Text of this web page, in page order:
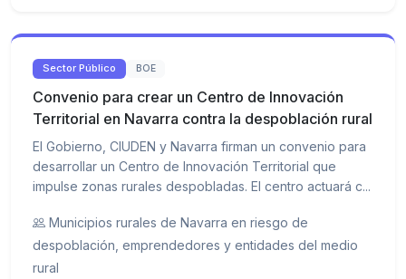
Sector Público BOE
Convenio para crear un Centro de Innovación
Territorial en Navarra contra la despoblación rural
El Gobierno, CIUDEN y Navarra firman un convenio para
desarrollar un Centro de Innovación Territorial que
impulse zonas rurales despobladas. El centro actuará c...
Municipios rurales de Navarra en riesgo de
despoblación, emprendedores y entidades del medio
rural